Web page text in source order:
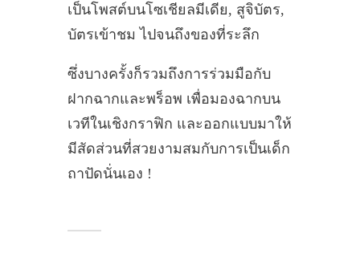
เป็นโพสต์บนโซเชียลมีเดีย, สูจิบัตร,
บัตรเข้าชม ไปจนถึงของที่ระลึก
ซึ่งบางครั้งก็รวมถึงการร่วมมือกับ
ฝากฉากและพร็อพ เพื่อมองฉากบน
เวทีในเชิงกราฟิก และออกแบบมาให้
มีสัดส่วนที่สวยงามสมกับการเป็นเด็ก
ถาปัดนั่นเอง !